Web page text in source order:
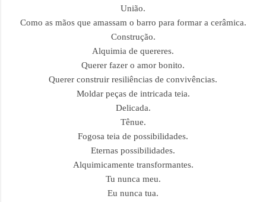
União.
Como as mãos que amassam o barro para formar a cerâmica.
Construção.
Alquimia de quereres.
Querer fazer o amor bonito.
Querer construir resiliências de convivências.
Moldar peças de intricada teia.
Delicada.
Tênue.
Fogosa teia de possibilidades.
Eternas possibilidades.
Alquimicamente transformantes.
Tu nunca meu.
Eu nunca tua.